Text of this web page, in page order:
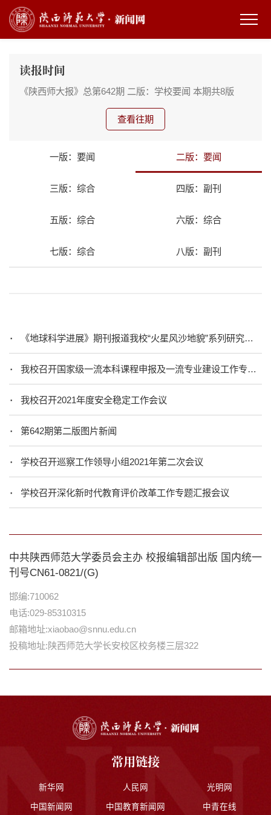
读报时间
《陕西师大报》总第642期 二版：学校要闻 本期共8版
查看往期
一版：要闻 二版：要闻
三版：综合 四版：副刊
五版：综合 六版：综合
七版：综合 八版：副刊
《地球科学进展》期刊报道我校“火星风沙地貌”系列研究成果
我校召开国家级一流本科课程申报及一流专业建设工作专题会
我校召开2021年度安全稳定工作会议
第642期第二版图片新闻
学校召开巡察工作领导小组2021年第二次会议
学校召开深化新时代教育评价改革工作专题汇报会议
中共陕西师范大学委员会主办 校报编辑部出版 国内统一
刊号CN61-0821/(G)
邯编:710062
电话:029-85310315
邮箱地址:xiaobao@snnu.edu.cn
投稿地址:陕西师范大学长安校区校务楼三层322
常用链接
新华网 人民网 光明网
中国新闻网 中国教育新闻网 中青在线